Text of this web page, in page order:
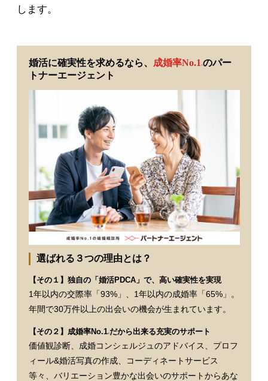
します。
婚活に確実性を求めるなら、 成婚率No.1 ※のパー
トナーエージェント
選ばれる３つの理由とは？
【その１】独自の「婚活PDCA」で、高い確実性を実現
1年以内の交際率「93%」、1年以内の成婚率「65%」。
年間で30万件以上の出会いの機会が生まれています。
【その２】成婚率No.1※だから出来る充実のサポート
価値観診断、成婚コンシェルジュのアドバイス、プロフ
ィール&婚活写真の作成、コーディネートサービス
等々、バリエーション豊かな出会いのサポートからあな